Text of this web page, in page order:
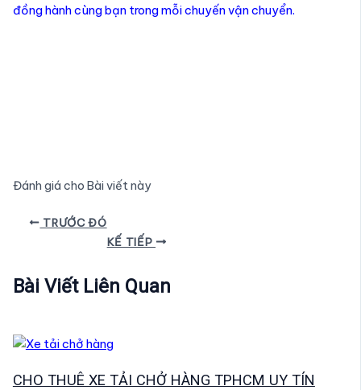
đồng hành cùng bạn trong mỗi chuyến vận chuyển.
Đánh giá cho Bài viết này
Điều
viết
TRƯỚC ĐÓ
KẾ TIẾP
Bài Viết Liên Quan
CHO THUÊ XE TẢI CHỞ HÀNG TPHCM UY TÍN